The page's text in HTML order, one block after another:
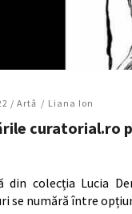
/ Artǎ Liana Ion
curatorial.ro
din colecția Lucia
se numără între